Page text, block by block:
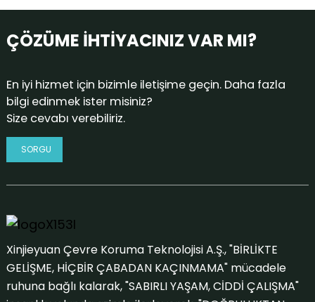
ÇÖZÜME İHTİYACINIZ VAR MI?
En iyi hizmet için bizimle iletişime geçin. Daha fazla
bilgi edinmek ister misiniz?
Size cevabı verebiliriz.
SORGU
Xinjieyuan Çevre Koruma Teknolojisi A.Ş., "BİRLİKTE
GELİŞME, HİÇBİR ÇABADAN KAÇINMAMA" mücadele
ruhuna bağlı kalarak, "SABIRLI YAŞAM, CİDDİ ÇALIŞMA"